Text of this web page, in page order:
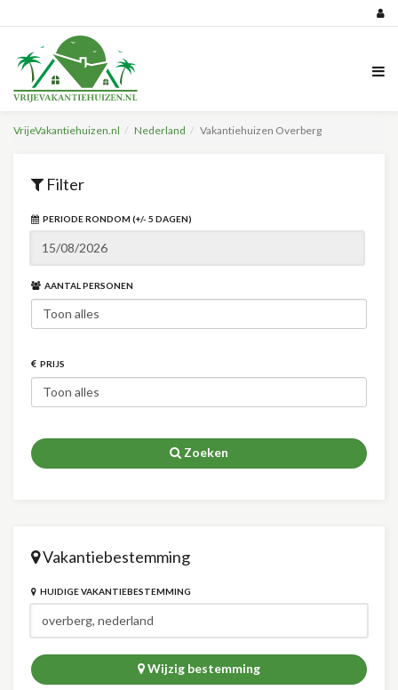
VrijeVakantiehuizen.nl Nederland Vakantiehuizen Overberg
Filter
PERIODE RONDOM (+/- 5 DAGEN)
AANTAL PERSONEN
PRIJS
Zoeken
Vakantiebestemming
HUIDIGE VAKANTIEBESTEMMING
Wijzig bestemming